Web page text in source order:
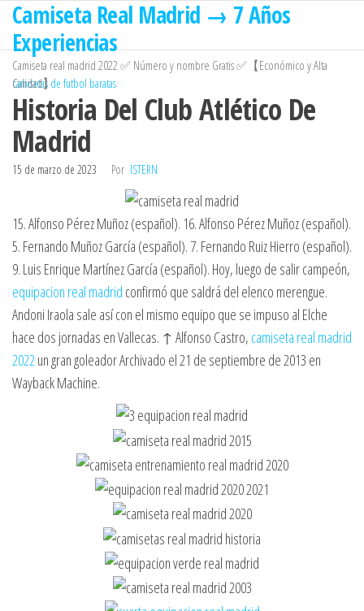
Saltar
contenido
Camiseta Real Madrid → 7 Años
Experiencias
Camiseta real madrid 2022 ✅ Número y nombre Gratis ✅【Económico y Alta
Calidad】
camisetas de futbol baratas
Historia Del Club Atlético De
Madrid
15 de marzo de 2023 Por ISTERN
15. Alfonso Pérez Muñoz (español). 16. Alfonso Pérez Muñoz (español).
5. Fernando Muñoz García (español). 7. Fernando Ruiz Hierro (español).
9. Luis Enrique Martínez García (español). Hoy, luego de salir campeón,
equipacion real madrid confirmó que saldrá del elenco merengue.
Andoni Iraola sale así con el mismo equipo que se impuso al Elche
hace dos jornadas en Vallecas. ↑ Alfonso Castro, camiseta real madrid
2022un gran goleador Archivado el 21 de septiembre de 2013 en
Wayback Machine.